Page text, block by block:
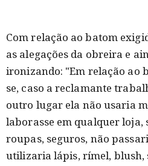
Com relação ao batom
as alegações da obreira e
ironizando: "Em relação ao
se, caso a reclamante
outro lugar ela não usaria
laborasse em qualquer loja,
roupas, seguros, não
utilizaria lápis, rímel, blush,